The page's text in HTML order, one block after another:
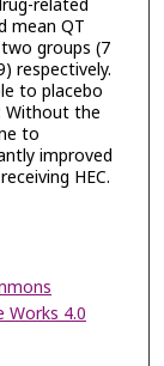
related
mean QT
groups (7
respectively.
to placebo
Without the
to
improved
HEC.
4.0